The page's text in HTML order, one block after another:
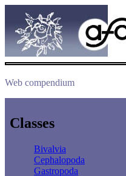
Web compendium
Classes
Bivalvia
Cephalopoda
Gastropoda